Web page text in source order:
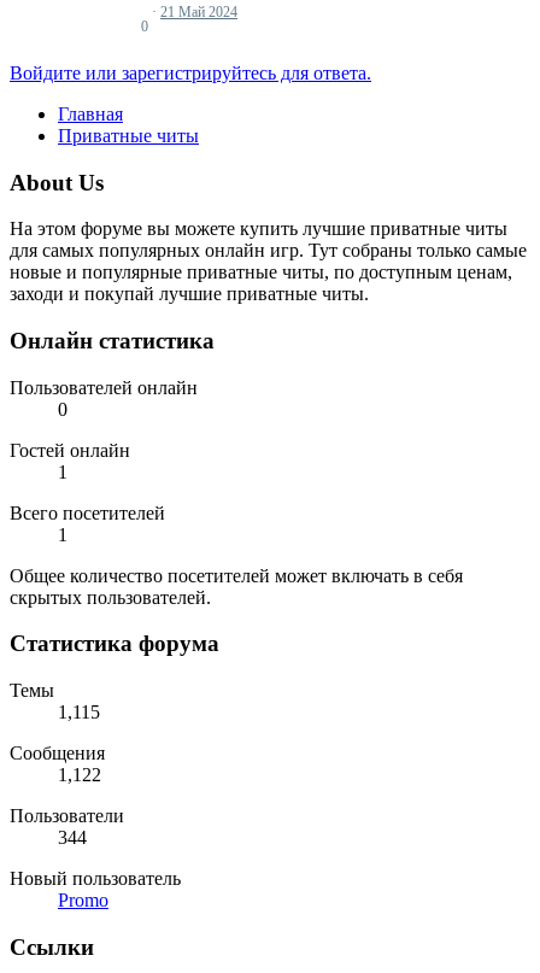
0
21 Май 2024
Войдите или зарегистрируйтесь для ответа.
Главная
Приватные читы
About Us
На этом форуме вы можете купить лучшие приватные читы
для самых популярных онлайн игр. Тут собраны только самые
новые и популярные приватные читы, по доступным ценам,
заходи и покупай лучшие приватные читы.
Онлайн статистика
Пользователей онлайн
0
Гостей онлайн
1
Всего посетителей
1
Общее количество посетителей может включать в себя
скрытых пользователей.
Статистика форума
Темы
1,115
Сообщения
1,122
Пользователи
344
Новый пользователь
Promo
Ссылки